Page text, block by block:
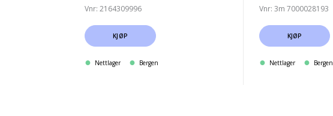
Vnr: 2164309996
KJØP
Nettlager Bergen
Vnr: 3m 7000028193
KJØP
Nettlager Bergen